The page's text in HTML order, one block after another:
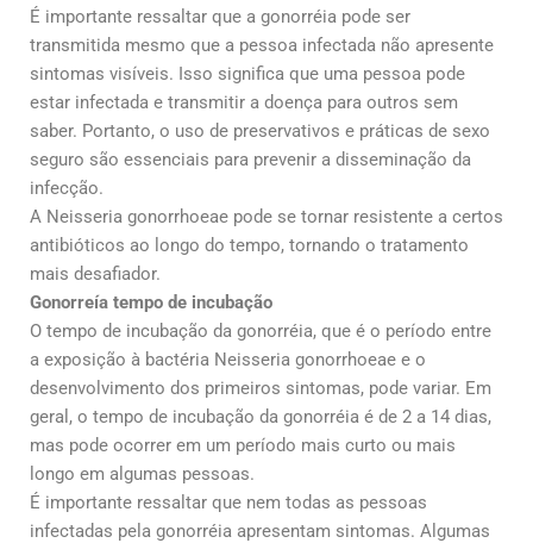
É importante ressaltar que a gonorréia pode ser
transmitida mesmo que a pessoa infectada não apresente
sintomas visíveis. Isso significa que uma pessoa pode
estar infectada e transmitir a doença para outros sem
saber. Portanto, o uso de preservativos e práticas de sexo
seguro são essenciais para prevenir a disseminação da
infecção.
A Neisseria gonorrhoeae pode se tornar resistente a certos
antibióticos ao longo do tempo, tornando o tratamento
mais desafiador.
Gonorreía tempo de incubação
O tempo de incubação da gonorréia, que é o período entre
a exposição à bactéria Neisseria gonorrhoeae e o
desenvolvimento dos primeiros sintomas, pode variar. Em
geral, o tempo de incubação da gonorréia é de 2 a 14 dias,
mas pode ocorrer em um período mais curto ou mais
longo em algumas pessoas.
É importante ressaltar que nem todas as pessoas
infectadas pela gonorréia apresentam sintomas. Algumas